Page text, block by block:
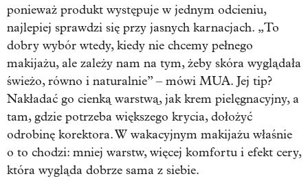
ponieważ produkt występuje w jednym odcieniu,
najlepiej sprawdzi się przy jasnych karnacjach. „To
dobry wybór wtedy, kiedy nie chcemy pełnego
makijażu, ale zależy nam na tym, żeby skóra wyglądała
świeżo, równo i naturalnie” – mówi MUA. Jej tip?
Nakładać go cienką warstwą, jak krem pielęgnacyjny, a
tam, gdzie potrzeba większego krycia, dołożyć
odrobinę korektora. W wakacyjnym makijażu właśnie
o to chodzi: mniej warstw, więcej komfortu i efekt cery,
która wygląda dobrze sama z siebie.